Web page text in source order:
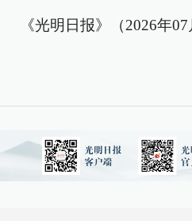
《光明日报》（2026年07